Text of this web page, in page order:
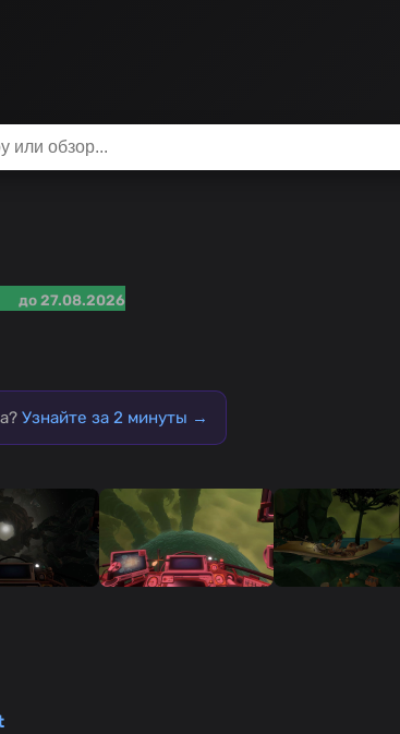
до 27.08.2026
Узнайте за 2 минуты →